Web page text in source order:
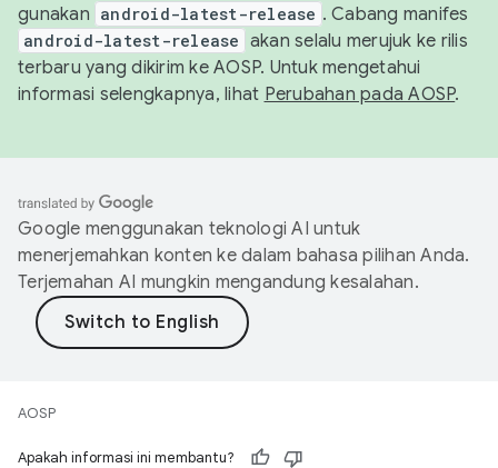
gunakan android-latest-release . Cabang manifes
android-latest-release akan selalu merujuk ke rilis
terbaru yang dikirim ke AOSP. Untuk mengetahui
informasi selengkapnya, lihat Perubahan pada AOSP.
Google menggunakan teknologi AI untuk
menerjemahkan konten ke dalam bahasa pilihan Anda.
Terjemahan AI mungkin mengandung kesalahan.
AOSP
Apakah informasi ini membantu?